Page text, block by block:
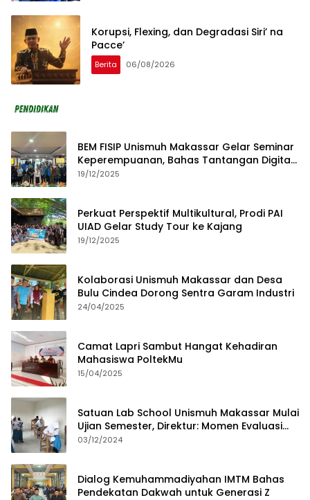
Korupsi, Flexing, dan Degradasi Siri’ na
Pacce’
Berita 06/08/2026
BEM FISIP Unismuh Makassar Gelar Seminar
Keperempuanan, Bahas Tantangan Digital
dan Budaya Lokal
19/12/2025
Perkuat Perspektif Multikultural, Prodi PAI
UIAD Gelar Study Tour ke Kajang
19/12/2025
Kolaborasi Unismuh Makassar dan Desa
Bulu Cindea Dorong Sentra Garam Industri
24/04/2025
Camat Lapri Sambut Hangat Kehadiran
Mahasiswa PoltekMu
15/04/2025
Satuan Lab School Unismuh Makassar Mulai
Ujian Semester, Direktur: Momen Evaluasi
Proses Pembelajaran
03/12/2024
Dialog Kemuhammadiyahan IMTM Bahas
Pendekatan Dakwah untuk Generasi Z